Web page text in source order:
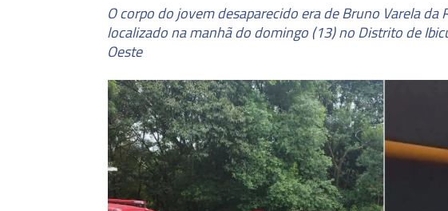
O corpo do jovem desaparecido era de Bruno Varela da
localizado na manhã do domingo (13) no Distrito de
Oeste